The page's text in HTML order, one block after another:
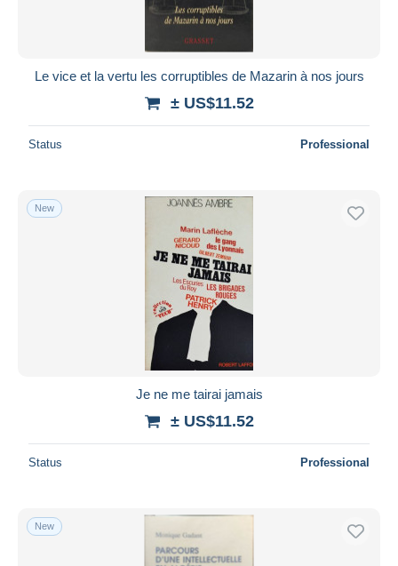
Le vice et la vertu les corruptibles de Mazarin à nos jours
± US$11.52
Status Professional
New
Je ne me tairai jamais
± US$11.52
Status Professional
New